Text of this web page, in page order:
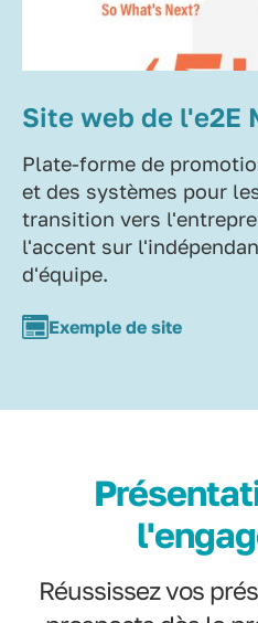
Site web de l'e2E
Plate-forme de
et des systèmes pour
transition vers
l'accent sur
d'équipe.
Exemple de site
Réussissez vos